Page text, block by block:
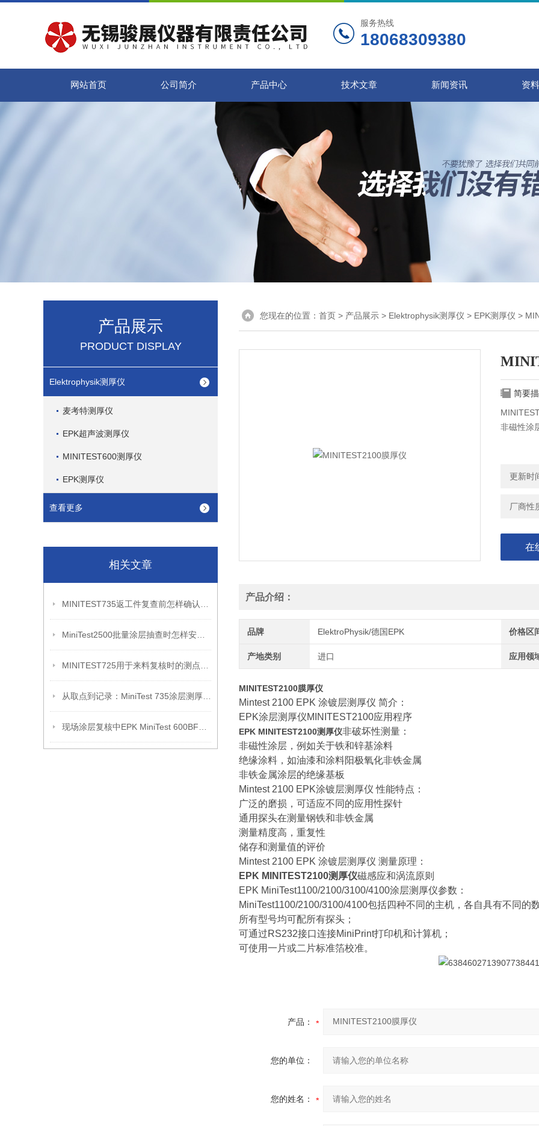
服务热线
18068309380
网站首页 公司简介 产品中心 技术文章 新闻资讯 资
产品展示
PRODUCT DISPLAY
Elektrophysik测厚仪
麦考特测厚仪
EPK超声波测厚仪
MINITEST600测厚仪
EPK测厚仪
查看更多
相关文章
您现在的位置： 首页 > 产品展示 > Elektrophysik测厚仪 > EPK测厚仪 >
简要描
非磁性涂
更新时
厂商性
在
产品介绍：
品牌 ElektroPhysik/德国EPK 价格区
产地类别 进口 应用领
MINITEST2100膜厚仪
Mintest 2100 EPK 涂镀层测厚仪 简介：
EPK涂层测厚仪MINITEST2100应用程序
EPK MINITEST2100测厚仪非破坏性测量：
非磁性涂层，例如关于铁和锌基涂料
绝缘涂料，如油漆和涂料阳极氧化非铁金属
非铁金属涂层的绝缘基板
Mintest 2100 EPK涂镀层测厚仪 性能特点：
广泛的磨损，可适应不同的应用性探针
通用探头在测量钢铁和非铁金属
测量精度高，重复性
储存和测量值的评价
Mintest 2100 EPK 涂镀层测厚仪 测量原理：
EPK MINITEST2100测厚仪磁感应和涡流原则
EPK MiniTest1100/2100/3100/4100涂层测厚仪参数：
MiniTest1100/2100/3100/4100包括四种不同的主机，各自具有不同的
所有型号均可配所有探头；
可通过RS232接口连接MiniPrint打印机和计算机；
可使用一片或二片标准箔校准。
产品：
您的单位：
您的姓名：